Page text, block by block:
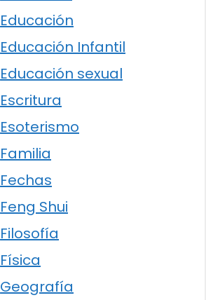
Educación
Educación Infantil
Educación sexual
Escritura
Esoterismo
Familia
Fechas
Feng Shui
Filosofía
Física
Geografía